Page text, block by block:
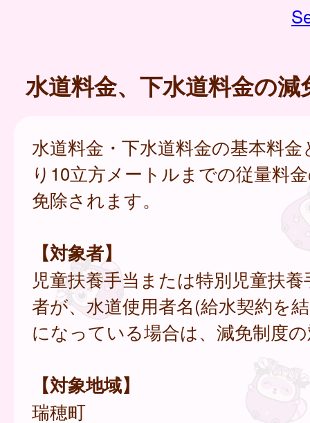
水道料金、下水道料金の
水道料金・下水道料金の基本料
り10立方メートルまでの従量料
免除されます。
【対象者】
児童扶養手当または特別児童扶
者が、水道使用者名(給水契約を
になっている場合は、減免制度
【対象地域】
瑞穂町